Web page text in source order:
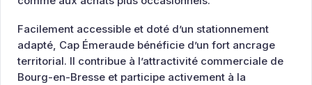
Facilement accessible et doté d’un stationnement
adapté, Cap Émeraude bénéficie d’un fort ancrage
territorial. Il contribue à l’attractivité commerciale de
Bourg-en-Bresse et participe activement à la